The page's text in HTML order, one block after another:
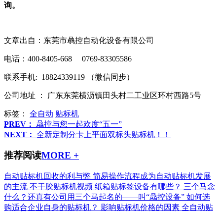
询。
文章出自：东莞市骉控自动化设备有限公司
电话：400-8405-668 0769-83305586
联系手机: 18824339119 （微信同步）
公司地址 ： 广东东莞横沥镇田头村二工业区环村西路5号
标签： 全自动 贴标机
PREV： 骉控与您一起欢度“五一”
NEXT： 全新定制分卡上平面双标头贴标机！！
推荐阅读MORE +
自动贴标机回收的利与弊 简易操作流程成为自动贴标机发展
的主流 不干胶贴标机视频 纸箱贴标签设备有哪些？ 三个马念
什么？还真有公司用三个马起名的——叫“骉控设备” 如何选
购适合企业自身的贴标机？ 影响贴标机价格的因素 全自动贴